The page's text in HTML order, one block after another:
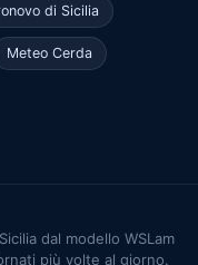
di Sicilia
Meteo Cerda
dal modello WSLam
più volte al giorno.